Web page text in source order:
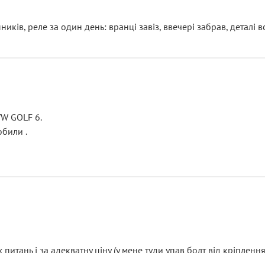
реле за один день: вранці завіз, ввечері забрав, деталі
GOLF 6.
.
і за адекватну ціну (у мене туди упав болт від